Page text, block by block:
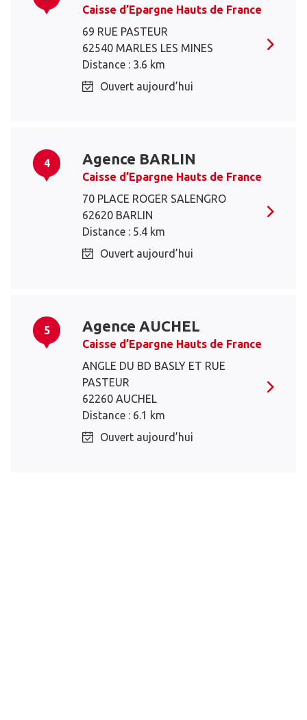
Caisse d’Epargne Hauts de France
69 RUE PASTEUR
62540 MARLES LES MINES
Distance : 3.6 km
Ouvert aujourd’hui
4 Agence BARLIN
Caisse d’Epargne Hauts de France
70 PLACE ROGER SALENGRO
62620 BARLIN
Distance : 5.4 km
Ouvert aujourd’hui
5 Agence AUCHEL
Caisse d’Epargne Hauts de France
ANGLE DU BD BASLY ET RUE
PASTEUR
62260 AUCHEL
Distance : 6.1 km
Ouvert aujourd’hui